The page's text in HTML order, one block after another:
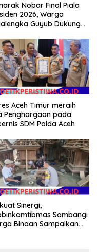
Nobar Final Piala
2026, Warga
Guyub Dukung
Aceh Timur meraih
Penghargaan pada
SDM Polda Aceh
Sinergi,
Sambangi
Binaan Sampaikan